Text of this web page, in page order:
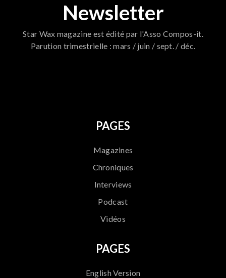
Newsletter
Star Wax magazine est édité par l'Asso Compos-it.
Parution trimestrielle : mars / juin / sept. / déc.
PAGES
Magazines
Chroniques
Interviews
Podcast
Vidéos
PAGES
English Version